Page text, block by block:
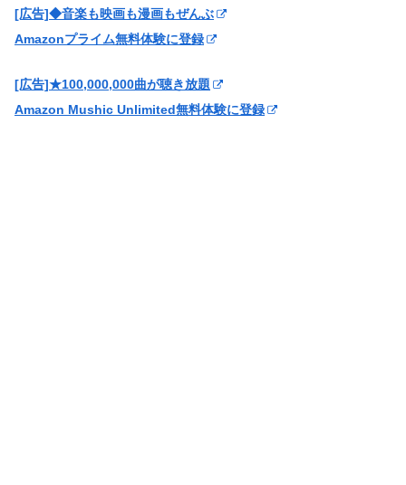
[広告]◆音楽も映画も漫画もぜんぶ
Amazonプライム無料体験に登録
[広告]★100,000,000曲が聴き放題
Amazon Mushic Unlimited無料体験に登録